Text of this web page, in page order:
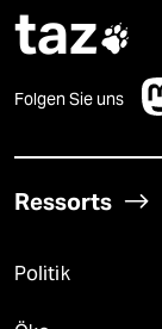
taz
Folgen Sie uns
Ressorts
Politik